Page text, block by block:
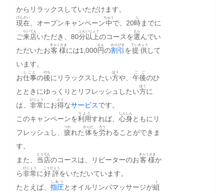
からリラックスしていただけます。
現在
げんざい
、オープンキャンペーン中
ちゅう
で、20時
じ
までに
ご来店
らいてん
いただき、80分
ふん
以上
いじょう
のコースを選
えら
んでい
ただいたお客様
きゃくさま
には1,000円
えん
の割引
わりびき
を提供
ていきょう
して
います。
お仕事
しごと
の後
のち
にリラックスしたい方
ほう
や、 午後
ごご
のひ
とときにゆっくりとリフレッシュしたい方
ほう
に
は、 非常
ひじょう
にお得
とく
なサービスです。
このキャンペーンを利用
りよう
すれば、 心身
しんしん
ともにリ
フレッシュし、 疲
つか
れた体
からだ
を労
ろう
わることができま
す。
また、 当店
とうてん
のコースは、リピーターのお客様
きゃくさま
か
ら非常
ひじょう
に好評
こうひょう
をいただいています。
たとえば、 指圧
しあつ
とオイルリンパマッサージが組
く